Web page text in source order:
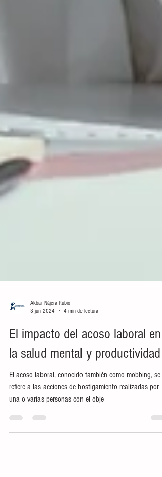
3 jun 2024
4 min de lectura
El impacto del acoso laboral en
la salud mental y productividad
El acoso laboral, conocido también como mobbing, se
una o varias personas con el obje